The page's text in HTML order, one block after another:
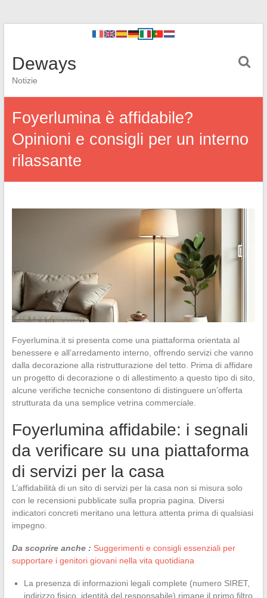
Deways
Notizie
Foyerlumina è affidabile?
Opinioni e consigli per un interno
rilassante
Foyerlumina.it si presenta come una piattaforma orientata al
benessere e all’arredamento interno, offrendo servizi che vanno
dalla decorazione alla ristrutturazione del tetto. Prima di affidare
un progetto di decorazione o di allestimento a questo tipo di sito,
alcune verifiche tecniche consentono di distinguere un’offerta
strutturata da una semplice vetrina commerciale.
Foyerlumina affidabile: i segnali
da verificare su una piattaforma
di servizi per la casa
L’affidabilità di un sito di servizi per la casa non si misura solo
con le recensioni pubblicate sulla propria pagina. Diversi
indicatori concreti meritano una lettura attenta prima di qualsiasi
impegno.
Da scoprire anche : Suggerimenti e consigli essenziali per
supportare i genitori giovani nella vita quotidiana
La presenza di informazioni legali complete (numero SIRET,
indirizzo fisico, identità del responsabile) rimane il primo filtro.